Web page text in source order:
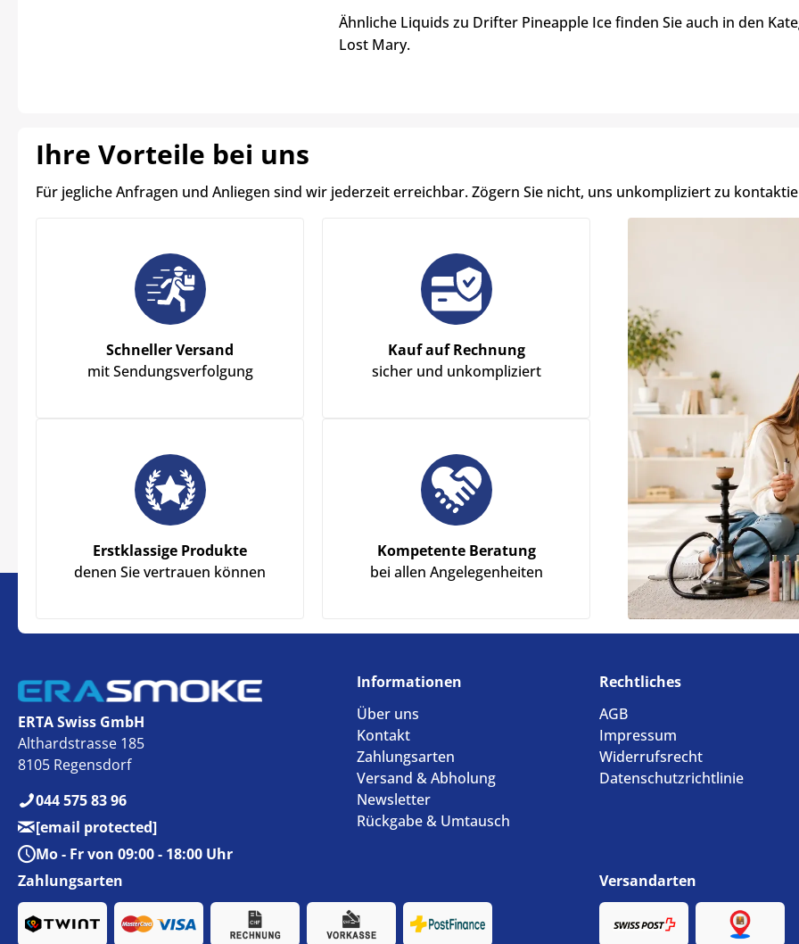
Ähnliche Liquids zu Drifter Pineapple Ice finden Sie auch in den
Lost Mary.
Ihre Vorteile bei uns
Für jegliche Anfragen und Anliegen sind wir jederzeit erreichbar. Zögern Sie nicht, uns unkompliziert zu
Schneller Versand
mit Sendungsverfolgung
Kauf auf Rechnung
sicher und unkompliziert
Erstklassige Produkte
denen Sie vertrauen können
Kompetente Beratung
bei allen Angelegenheiten
ERTA Swiss GmbH
Althardstrasse 185
8105 Regensdorf
044 575 83 96
[email protected]
Mo - Fr von 09:00 - 18:00 Uhr
Informationen
Über uns
Kontakt
Zahlungsarten
Versand & Abholung
Newsletter
Rückgabe & Umtausch
Rechtliches
AGB
Impressum
Widerrufsrecht
Datenschutzrichtlinie
Zahlungsarten Versandarten